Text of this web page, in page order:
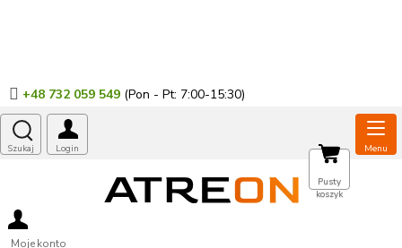
+48 732 059 549
Moje konto
KOSZYK
Pusty
koszyk